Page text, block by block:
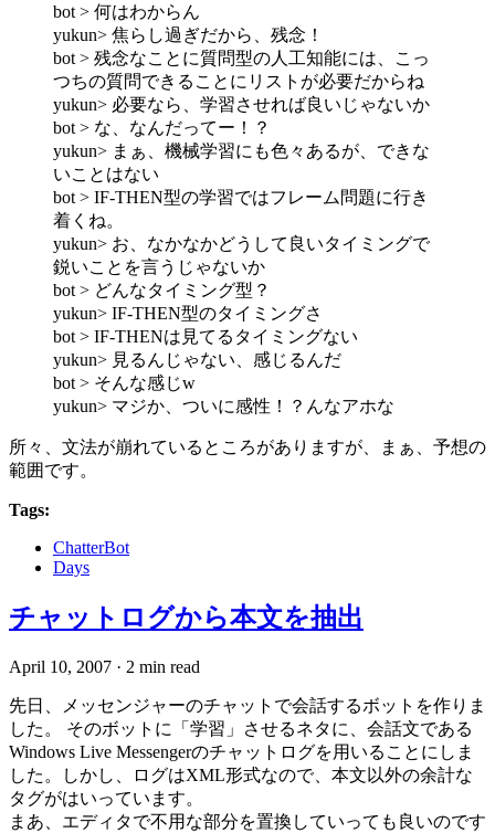
bot > 何はわからん
yukun> 焦らし過ぎだから、残念！
bot > 残念なことに質問型の人工知能には、こっ
つちの質問できることにリストが必要だからね
yukun> 必要なら、学習させれば良いじゃないか
bot > な、なんだってー！？
yukun> まぁ、機械学習にも色々あるが、できな
いことはない
bot > IF-THEN型の学習ではフレーム問題に行き
着くね。
yukun> お、なかなかどうして良いタイミングで
鋭いことを言うじゃないか
bot > どんなタイミング型？
yukun> IF-THEN型のタイミングさ
bot > IF-THENは見てるタイミングない
yukun> 見るんじゃない、感じるんだ
bot > そんな感じw
yukun> マジか、ついに感性！？んなアホな
所々、文法が崩れているところがありますが、まぁ、予想の
範囲です。
Tags:
ChatterBot
Days
チャットログから本文を抽出
April 10, 2007 · 2 min read
先日、メッセンジャーのチャットで会話するボットを作りま
した。 そのボットに「学習」させるネタに、会話文である
Windows Live Messengerのチャットログを用いることにしま
した。しかし、ログはXML形式なので、本文以外の余計な
タグがはいっています。
まあ、エディタで不用な部分を置換していっても良いのです